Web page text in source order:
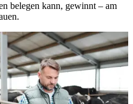
belegen kann, gewinnt – am